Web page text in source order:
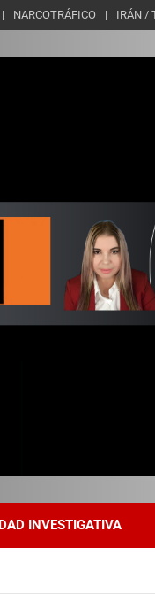
NARCOTRÁFICO IRÁN /
INVESTIGATIVA